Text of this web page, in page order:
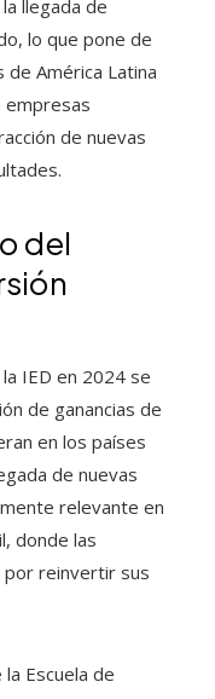
llegada de
lo que pone de
América Latina
empresas
de nuevas
del
IED en 2024 se
de ganancias de
en los países
de nuevas
relevante en
donde las
reinvertir sus
Escuela de